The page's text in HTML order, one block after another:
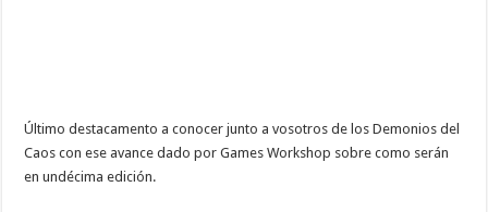
Último destacamento a conocer junto a vosotros de los Demonios del
Caos con ese avance dado por Games Workshop sobre como serán
en undécima edición.